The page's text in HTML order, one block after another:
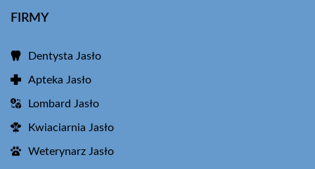
FIRMY
Dentysta Jasło
Apteka Jasło
Lombard Jasło
Kwiaciarnia Jasło
Weterynarz Jasło